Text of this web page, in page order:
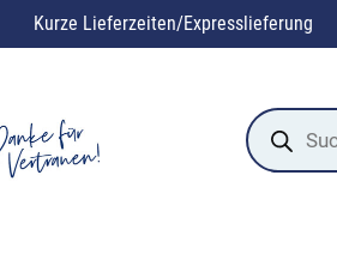
Kurze Lieferzeiten/Expresslieferung
Products
search